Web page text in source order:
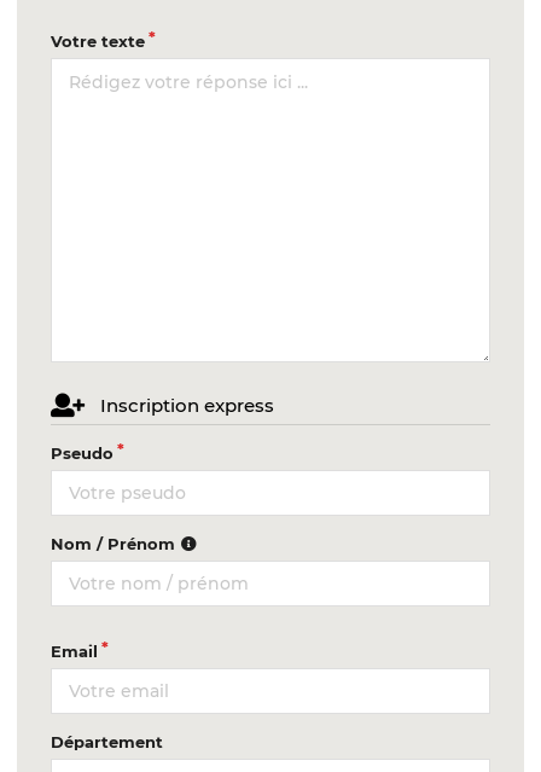
Votre texte
Inscription express
Pseudo
Nom / Prénom
Email
Département